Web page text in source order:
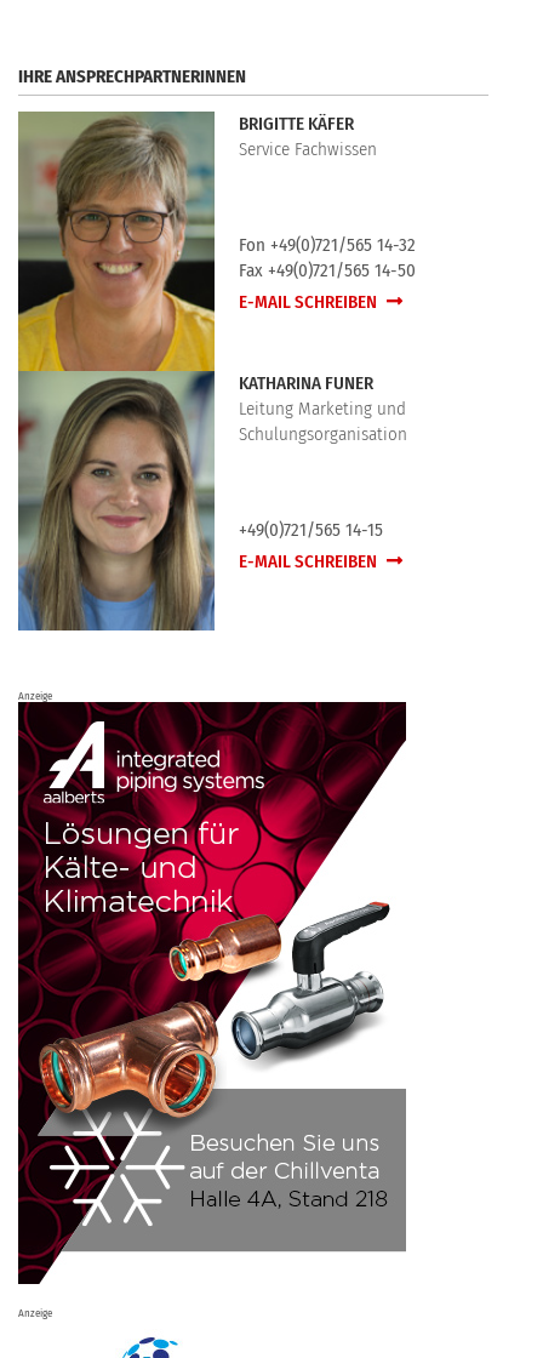
IHRE ANSPRECHPARTNERINNEN
BRIGITTE KÄFER
Service Fachwissen
Fon +49(0)721/565 14-32
Fax +49(0)721/565 14-50
E-MAIL SCHREIBEN
KATHARINA FUNER
Leitung Marketing und
Schulungsorganisation
+49(0)721/565 14-15
E-MAIL SCHREIBEN
Anzeige
Anzeige